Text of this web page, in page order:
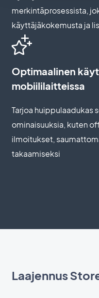
merkintäprosessista,
käyttäjäkokemusta ja
Optimaalinen
mobiililaitteissa
Tarjoa huippulaadukas
ominaisuuksia, kuten
ilmoitukset,
takaamiseksi
Laajennus